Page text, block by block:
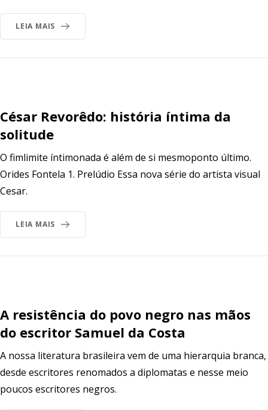
LEIA MAIS
César Revorêdo: história íntima da
solitude
O fimlimite íntimonada é além de si mesmoponto último.
Orides Fontela 1. Prelúdio Essa nova série do artista visual
Cesar.
LEIA MAIS
A resistência do povo negro nas mãos
do escritor Samuel da Costa
A nossa literatura brasileira vem de uma hierarquia branca,
desde escritores renomados a diplomatas e nesse meio
poucos escritores negros.